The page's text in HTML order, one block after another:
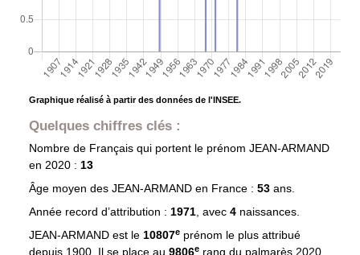
Graphique réalisé à partir des données de l'INSEE.
Quelques chiffres clés :
Nombre de Français qui portent le prénom JEAN-ARMAND
en 2020 : 13
Âge moyen des JEAN-ARMANDen France : 53 ans.
Année record d’attribution : 1971, avec 4 naissances.
JEAN-ARMAND est le 10807eprénom le plus attribué
depuis 1900. Il se place au 9806e rang du palmarès 2020.